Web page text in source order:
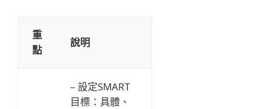
重
點
說明
– 設定SMART
目標：具體、